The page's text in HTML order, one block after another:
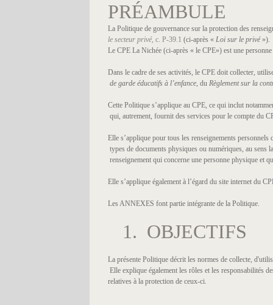
PRÉAMBULE
La Politique de gouvernance sur la protection des
le secteur privé, c. P-39.1 (ci-après « Loi sur le privé»).
Le CPE La Nichée (ci-après « le CPE») est une
Dans le cadre de ses activités, le CPE doit collecter,
de garde éducatifs à l’enfance, du Règlement sur la
Cette Politique s’applique au CPE, ce qui inclut
qui, autrement, fournit des services pour le compte du
Elle s’applique pour tous les renseignements
types de documents physiques ou numériques, au
renseignement qui concerne une personne physique et
Elle s’applique également à l’égard du site internet du
Les ANNEXES font partie intégrante de la Politique.
1. OBJECTIFS
La présente Politique décrit les normes de collecte,
Elle explique également les rôles et les responsabilités
relatives à la protection de ceux-ci.